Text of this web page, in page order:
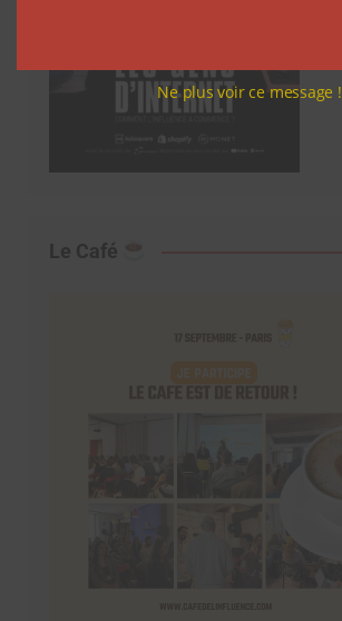
Le Café
Ne plus voir ce message !